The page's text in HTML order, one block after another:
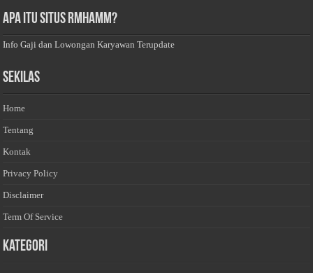
Apa Itu Situs Rmhamm?
Info Gaji dan Lowongan Karyawan Terupdate
Sekilas
Home
Tentang
Kontak
Privacy Policy
Disclaimer
Term Of Service
Kategori